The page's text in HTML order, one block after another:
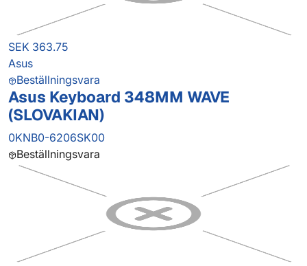
SEK 363.75
Asus
Beställningsvara
Asus Keyboard 348MM WAVE
(SLOVAKIAN)
0KNB0-6206SK00
Beställningsvara